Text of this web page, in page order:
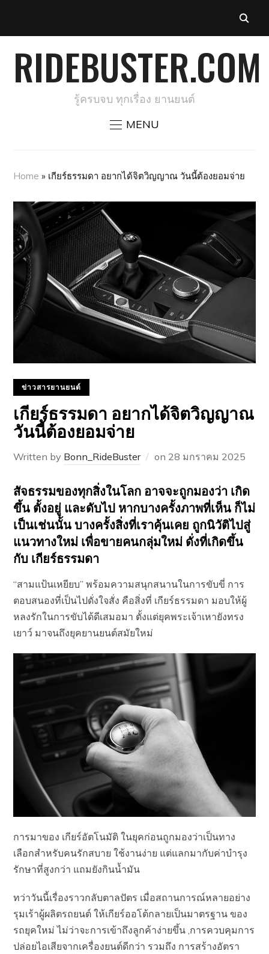
RIDEBUSTER.COM
รู้ครบจบ ทุกเรื่อง ยานยนต์
MENU
Home » เกียร์ธรรมดา อยากได้จิตวิญญาณ วันนี้ต้องยอมจ่าย
ข่าวสารยานยนต์
เกียร์ธรรมดา อยากได้จิตวิญญาณ
วันนี้ต้องยอมจ่าย
Written by Bonn_RideBuster on 28 มกราคม 2025
สัจธรรมของทุกสิ่งในโลก อาจจะถูกมองว่า เกิด
ขึ้น ตั้งอยู่ และดับไป หากบางครั้งภาพที่เห็น ก็ไม่
เป็นเช่นนั้น บางครั้งสิ่งที่เราคุ้นเคย ถูกนิวัติไปสู่
แนวทางใหม่ เพื่อขายคนกลุ่มใหม่ ดั่งที่เกิดขึ้น
กับ เกียร์ธรรมดา
“สามแป้นเหยียบ” พร้อมความสนุกสนานในการขับขี่ การ
ตอบสนองที่เป็นไปดั่งใจสั่ง คือสิ่งที่ เกียร์ธรรมดา มอบให้ผู้
หลงรักในการขับได้ดีเสมอมา ตั้งแต่ยุคพระเจ้าเหายังทรง
เยาว์ มาจนถึงยุคยานยนต์สมัยใหม่
การมาของ เกียร์อัตโนมัติ ในยุคก่อนถูกมองว่าเป็นทาง
เลือกสำหรับคนรักสบาย ใช้งานง่าย แต่แลกมากับค่าบำรุง
รักษาที่สูงกว่า แถมยังกินน้ำมัน
ทว่าวันนี้เรื่องราวกลับตาลปัตร เมื่อสถานการณ์หลายอย่าง
รุมเร้าผู้ผลิตรถยนต์ ให้เกียร์ออโต้กลายเป็นมาตรฐาน ของ
รถยุคใหม่ ไม่ว่าจะการเข้าถึงลูกค้าง่ายขึ้น ,​การควบคุมการ
ปล่อยไอเสียจากเครื่องยนต์ดีกว่า รวมถึง การสร้างอัตรา